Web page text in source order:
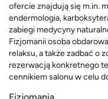
ofercie znajdują się m.in.
endermologia,
zabiegi medycyny
Fizjomanii osoba
relaksu, a także zadbać o
rezerwacją konkretnego
cennikiem salonu w celu